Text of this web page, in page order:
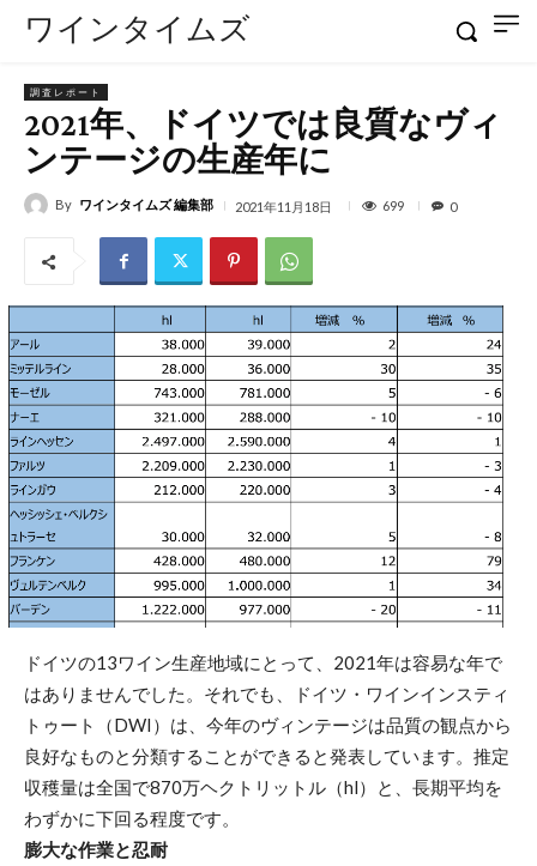
ワインタイムズ
調査レポート
2021年、ドイツでは良質なヴィ
ンテージの生産年に
By ワインタイムズ 編集部 2021年11月18日 699 0
ドイツの13ワイン生産地域にとって、2021年は容易な年で
はありませんでした。それでも、ドイツ・ワインインスティ
トゥート（DWI）は、今年のヴィンテージは品質の観点から
良好なものと分類することができると発表しています。推定
収穫量は全国で870万ヘクトリットル（hl）と、長期平均を
わずかに下回る程度です。
膨大な作業と忍耐